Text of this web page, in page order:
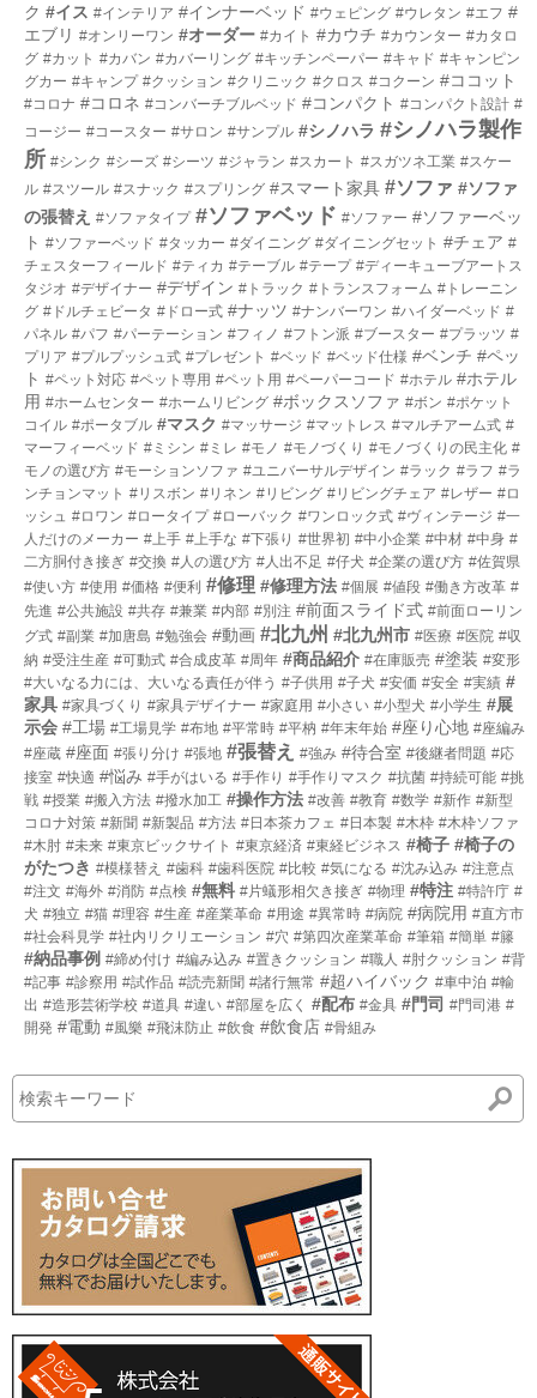
ク #イス #インテリア #インナーベッド #ウェピング #ウレタン #エフ #
エブリ #オンリーワン #オーダー #カイト #カウチ #カウンター #カタロ
グ #カット #カバン #カバーリング #キッチンペーパー #キャド #キャンピン
グカー #キャンプ #クッション #クリニック #クロス #コクーン #ココット
#コロナ #コロネ #コンバーチブルベッド #コンパクト #コンパクト設計 #
コージー #コースター #サロン #サンプル #シノハラ #シノハラ製作
所 #シンク #シーズ #シーツ #ジャラン #スカート #スガツネ工業 #スケー
ル #スツール #スナック #スプリング #スマート家具 #ソファ #ソファ
の張替え #ソファタイプ #ソファベッド #ソファー #ソファーベッ
ト #ソファーベッド #タッカー #ダイニング #ダイニングセット #チェア #
チェスターフィールド #ティカ #テーブル #テープ #ディーキューブアートス
タジオ #デザイナー #デザイン #トラック #トランスフォーム #トレーニン
グ #ドルチェビータ #ドロー式 #ナッツ #ナンバーワン #ハイダーベッド #
パネル #パフ #パーテーション #フィノ #フトン派 #ブースター #プラッツ #
プリア #プルプッシュ式 #プレゼント #ベッド #ベッド仕様 #ベンチ #ペッ
ト #ペット対応 #ペット専用 #ペット用 #ペーパーコード #ホテル #ホテル
用 #ホームセンター #ホームリビング #ボックスソファ #ボン #ポケット
コイル #ポータブル #マスク #マッサージ #マットレス #マルチアーム式 #
マーフィーベッド #ミシン #ミレ #モノ #モノづくり #モノづくりの民主化 #
モノの選び方 #モーションソファ #ユニバーサルデザイン #ラック #ラフ #ラ
ンチョンマット #リスボン #リネン #リビング #リビングチェア #レザー #ロ
ッシュ #ロワン #ロータイプ #ローバック #ワンロック式 #ヴィンテージ #一
人だけのメーカー #上手 #上手な #下張り #世界初 #中小企業 #中材 #中身 #
二方胴付き接ぎ #交換 #人の選び方 #人出不足 #仔犬 #企業の選び方 #佐賀県
#使い方 #使用 #価格 #便利 #修理 #修理方法 #個展 #値段 #働き方改革 #
先進 #公共施設 #共存 #兼業 #内部 #別注 #前面スライド式 #前面ローリン
グ式 #副業 #加唐島 #勉強会 #動画 #北九州 #北九州市 #医療 #医院 #収
納 #受注生産 #可動式 #合成皮革 #周年 #商品紹介 #在庫販売 #塗装 #変形
#大いなる力には、大いなる責任が伴う #子供用 #子犬 #安価 #安全 #実績 #
家具 #家具づくり #家具デザイナー #家庭用 #小さい #小型犬 #小学生 #展
示会 #工場 #工場見学 #布地 #平常時 #平枘 #年末年始 #座り心地 #座編み
#座蔵 #座面 #張り分け #張地 #張替え #強み #待合室 #後継者問題 #応
接室 #快適 #悩み #手がはいる #手作り #手作りマスク #抗菌 #持続可能 #挑
戦 #授業 #搬入方法 #撥水加工 #操作方法 #改善 #教育 #数学 #新作 #新型
コロナ対策 #新聞 #新製品 #方法 #日本茶カフェ #日本製 #木枠 #木枠ソファ
#木肘 #未来 #東京ビックサイト #東京経済 #東経ビジネス #椅子 #椅子の
がたつき #模様替え #歯科 #歯科医院 #比較 #気になる #沈み込み #注意点
#注文 #海外 #消防 #点検 #無料 #片蟻形相欠き接ぎ #物理 #特注 #特許庁 #
犬 #独立 #猫 #理容 #生産 #産業革命 #用途 #異常時 #病院 #病院用 #直方市
#社会科見学 #社内リクリエーション #穴 #第四次産業革命 #筆箱 #簡単 #籐
#納品事例 #締め付け #編み込み #置きクッション #職人 #肘クッション #背
#記事 #診察用 #試作品 #読売新聞 #諸行無常 #超ハイバック #車中泊 #輸
出 #造形芸術学校 #道具 #違い #部屋を広く #配布 #金具 #門司 #門司港 #
開発 #電動 #風樂 #飛沫防止 #飲食 #飲食店 #骨組み